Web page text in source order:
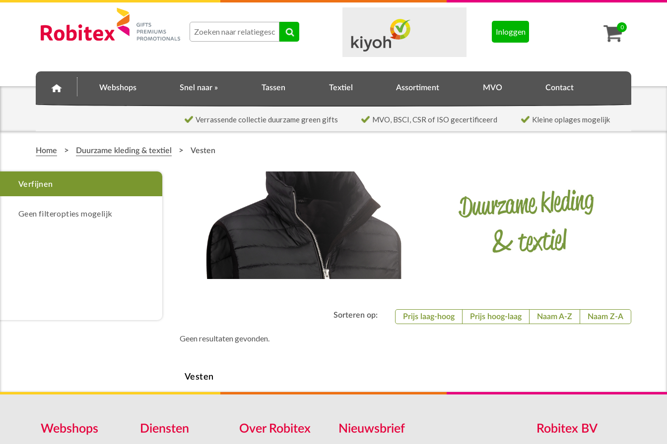
0
Inloggen
Webshops Snel naar » Tassen Textiel Assortiment MVO Contact
Verrassende collectie duurzame green gifts MVO, BSCI, CSR of ISO gecertificeerd Kleine oplages mogelijk
Home > Duurzame kleding & textiel > Vesten
Geen filteropties mogelijk
Sorteren op: Prijs laag-hoog Prijs hoog-laag Naam A-Z Naam Z-A
Geen resultaten gevonden.
Vesten
Webshops Diensten Over Robitex Nieuwsbrief Robitex BV